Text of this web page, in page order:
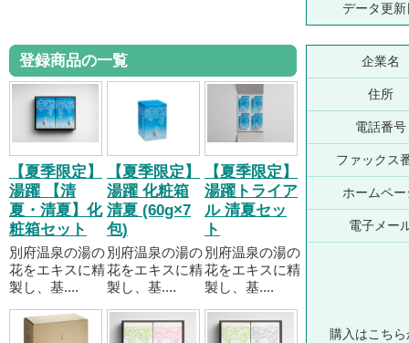
データ更新
登録商品の一覧
【夏季限定】
湯躍 【清
夏・清夏】化
粧箱セット
別府温泉の湯の
花をエキスに精
製し、基....
【夏季限定】
湯躍 化粧箱
清夏 (60g×7
包)
別府温泉の湯の
花をエキスに精
製し、基....
【夏季限定】
湯躍トライア
ル 清夏セッ
ト
別府温泉の湯の
花をエキスに精
製し、基....
企業名
住所
電話番号
ファックス
ホームペー
電子メー
購入はこちら